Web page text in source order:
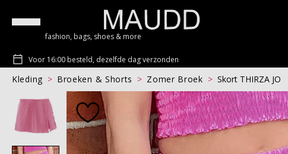
fashion, bags, shoes & more
Voor 16:00 besteld, dezelfde dag verzonden
Kleding Broeken & Shorts Zomer Broek
Skort THIRZA JO